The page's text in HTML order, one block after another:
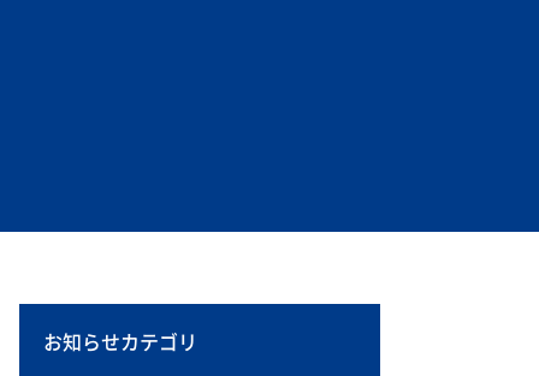
お知らせカテゴリ